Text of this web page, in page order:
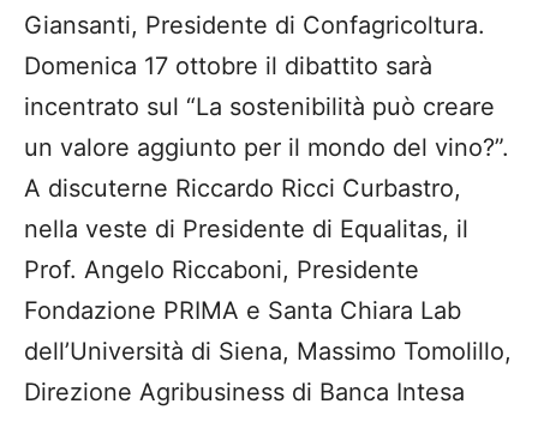
Giansanti, Presidente di Confagricoltura.
Domenica 17 ottobre il dibattito sarà
incentrato sul “La sostenibilità può creare
un valore aggiunto per il mondo del vino?”.
A discuterne Riccardo Ricci Curbastro,
nella veste di Presidente di Equalitas, il
Prof. Angelo Riccaboni, Presidente
Fondazione PRIMA e Santa Chiara Lab
dell’Università di Siena, Massimo Tomolillo,
Direzione Agribusiness di Banca Intesa